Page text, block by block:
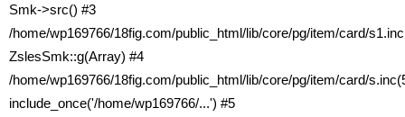
Smk->src() #3
/home/wp169766/18fig.com/public_html/lib/core/pg/item/card/
ZslesSmk::g(Array) #4
/home/wp169766/18fig.com/public_html/lib/core/pg/item/card/
include_once('/home/wp169766/...') #5